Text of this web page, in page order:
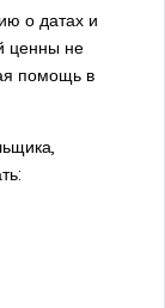
о датах и
ценны не
помощь в